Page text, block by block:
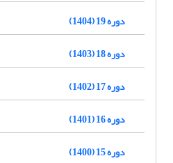
دوره 19 (1404)
دوره 18 (1403)
دوره 17 (1402)
دوره 16 (1401)
دوره 15 (1400)